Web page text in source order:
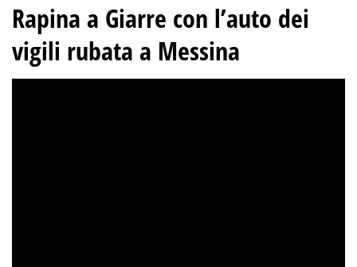
Rapina a Giarre con l’auto dei
vigili rubata a Messina